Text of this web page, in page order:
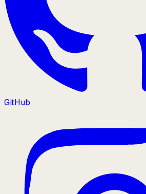
GitHub